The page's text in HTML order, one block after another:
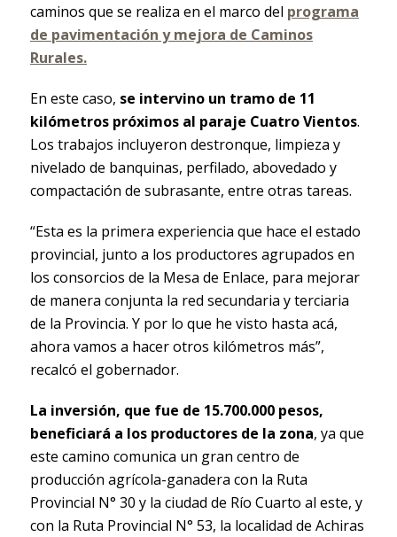
caminos que se realiza en el marco del programa
de pavimentación y mejora de Caminos
Rurales.
En este caso, se intervino un tramo de 11
kilómetros próximos al paraje Cuatro Vientos.
Los trabajos incluyeron destronque, limpieza y
nivelado de banquinas, perfilado, abovedado y
compactación de subrasante, entre otras tareas.
“Esta es la primera experiencia que hace el estado
provincial, junto a los productores agrupados en
los consorcios de la Mesa de Enlace, para mejorar
de manera conjunta la red secundaria y terciaria
de la Provincia. Y por lo que he visto hasta acá,
ahora vamos a hacer otros kilómetros más”,
recalcó el gobernador.
La inversión, que fue de 15.700.000 pesos,
beneficiará a los productores de la zona, ya que
este camino comunica un gran centro de
producción agrícola-ganadera con la Ruta
Provincial N° 30 y la ciudad de Río Cuarto al este, y
con la Ruta Provincial N° 53, la localidad de Achiras